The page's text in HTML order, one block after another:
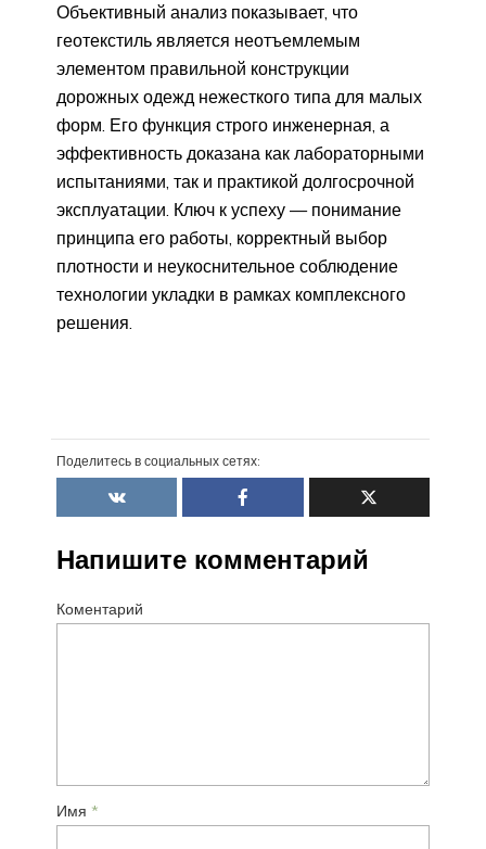
Объективный анализ показывает, что
геотекстиль является неотъемлемым
элементом правильной конструкции
дорожных одежд нежесткого типа для малых
форм. Его функция строго инженерная, а
эффективность доказана как лабораторными
испытаниями, так и практикой долгосрочной
эксплуатации. Ключ к успеху — понимание
принципа его работы, корректный выбор
плотности и неукоснительное соблюдение
технологии укладки в рамках комплексного
решения.
Поделитесь в социальных сетях:
Напишите комментарий
Коментарий
Имя *